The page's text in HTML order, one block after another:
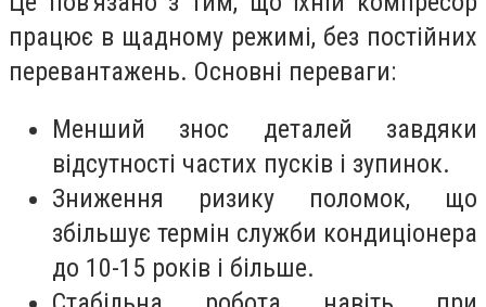
працює в щадному режимі, без постійних
перевантажень. Основні переваги:
Менший знос деталей завдяки
відсутності частих пусків і зупинок.
Зниження ризику поломок, що
збільшує термін служби кондиціонера
до 10-15 років і більше.